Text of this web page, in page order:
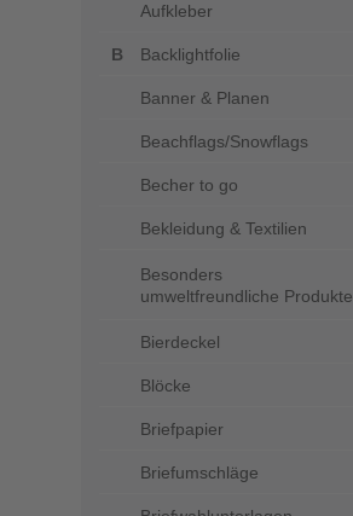
Aufkleber
Backlightfolie
Banner & Planen
Beachflags/Snowflags
Becher to go
Bekleidung & Textilien
Besonders
umweltfreundliche Produkte
Bierdeckel
Blöcke
Briefpapier
Briefumschläge